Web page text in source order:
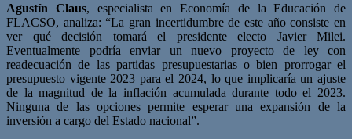
Agustín Claus, especialista en Economía de la Educación de
FLACSO, analiza: “La gran incertidumbre de este año consiste en
ver qué decisión tomará el presidente electo Javier Milei.
Eventualmente podría enviar un nuevo proyecto de ley con
readecuación de las partidas presupuestarias o bien prorrogar el
presupuesto vigente 2023 para el 2024, lo que implicaría un ajuste
de la magnitud de la inflación acumulada durante todo el 2023.
Ninguna de las opciones permite esperar una expansión de la
inversión a cargo del Estado nacional”.